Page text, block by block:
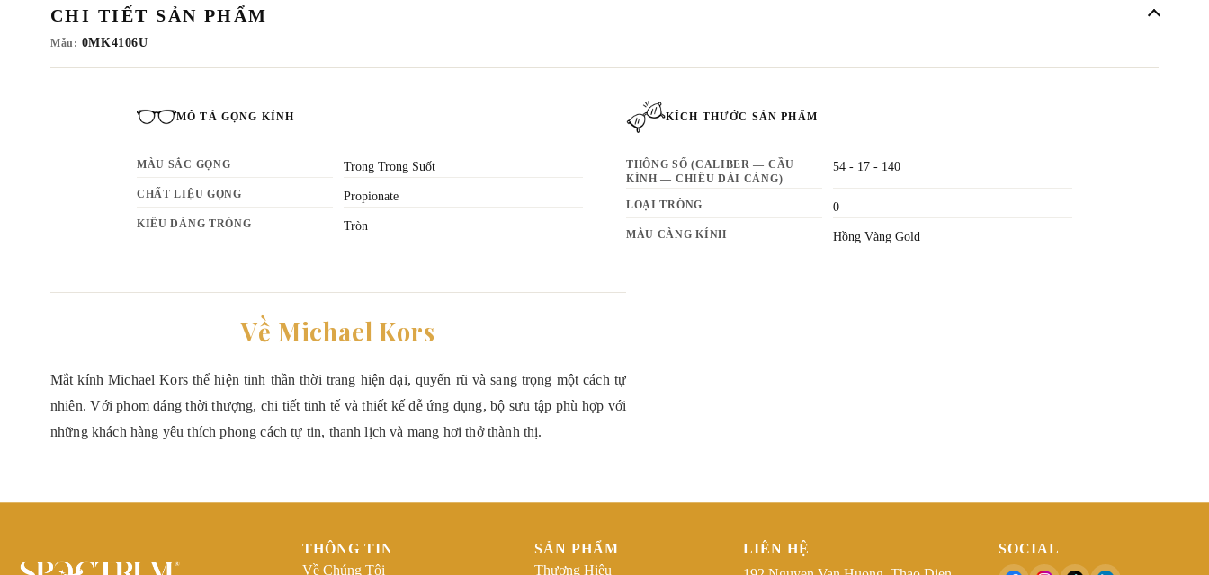
CHI TIẾT SẢN PHẨM
Mẫu: 0MK4106U
MÔ TẢ GỌNG KÍNH
MÀU SẮC GỌNG Trong Trong Suốt
CHẤT LIỆU GỌNG Propionate
KIỂU DÁNG TRÒNG Tròn
KÍCH THƯỚC SẢN PHẨM
THÔNG SỐ (CALIBER — CẦU
KÍNH — CHIỀU DÀI CÀNG)
54 - 17 - 140
LOẠI TRÒNG 0
MÀU CÀNG KÍNH Hồng Vàng Gold
Về Michael Kors
Mắt kính Michael Kors thể hiện tinh thần thời trang hiện đại, quyến rũ và sang trọng một cách tự
nhiên. Với phom dáng thời thượng, chi tiết tinh tế và thiết kế dễ ứng dụng, bộ sưu tập phù hợp với
những khách hàng yêu thích phong cách tự tin, thanh lịch và mang hơi thở thành thị.
THÔNG TIN
Về Chúng Tôi
SẢN PHẨM
Thương Hiệu
LIÊN HỆ
SOCIAL